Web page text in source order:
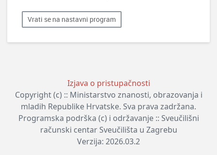
Vrati se na nastavni program
Izjava o pristupačnosti
Copyright (c) :: Ministarstvo znanosti, obrazovanja i
mladih Republike Hrvatske. Sva prava zadržana.
Programska podrška (c) i održavanje :: Sveučilišni
računski centar Sveučilišta u Zagrebu
Verzija: 2026.03.2